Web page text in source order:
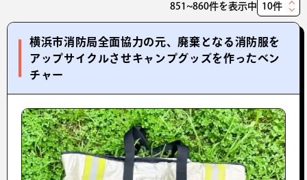
851~860件を表示中
表
件
数
横浜市消防局全面協力の元、廃棄となる消防服を
アップサイクルさせキャンプグッズを作ったベン
チャー